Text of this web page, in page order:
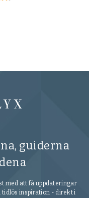
guiderna
med att få uppdateringar
tidlös inspiration - direkt i